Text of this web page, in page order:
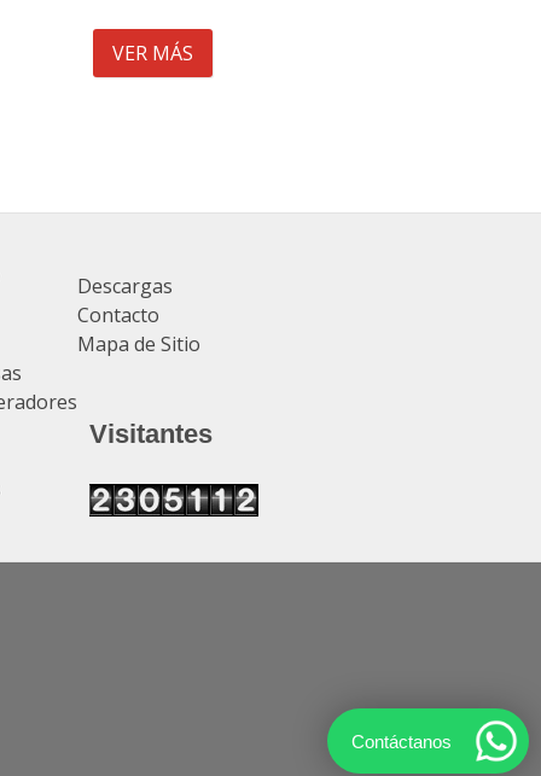
VER MÁS
Descargas
Contacto
Mapa de Sitio
Visitantes
Contáctanos